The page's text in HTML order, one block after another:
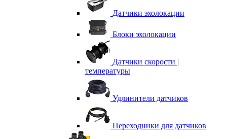
Датчики эхолокации
Блоки эхолокации
Датчики скорости |
температуры
Удлинители датчиков
Переходники для датчиков